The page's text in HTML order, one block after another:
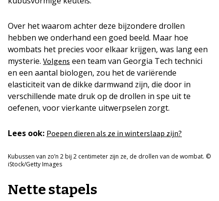
Over het waarom achter deze bijzondere drollen
hebben we onderhand een goed beeld. Maar hoe
wombats het precies voor elkaar krijgen, was lang een
mysterie. Volgens een team van Georgia Tech technici
en een aantal biologen, zou het de variërende
elasticiteit van de dikke darmwand zijn, die door in
verschillende mate druk op de drollen in spe uit te
oefenen, voor vierkante uitwerpselen zorgt.
Lees ook: Poepen dieren als ze in winterslaap zijn?
Kubussen van zo’n 2 bij 2 centimeter zijn ze, de drollen van de wombat. ©
iStock/Getty Images
Nette stapels